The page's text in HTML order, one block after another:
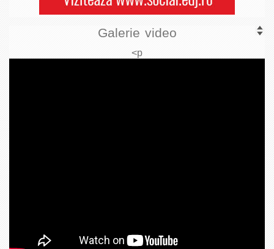
Galerie video
<p